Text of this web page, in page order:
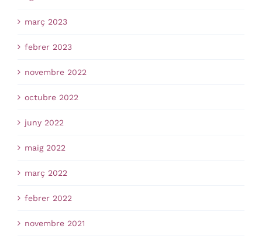
març 2023
febrer 2023
novembre 2022
octubre 2022
juny 2022
maig 2022
març 2022
febrer 2022
novembre 2021